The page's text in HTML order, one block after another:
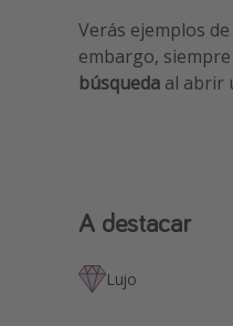
Verás ejemplos de
embargo,
búsqueda al abrir
A destacar
Lujo